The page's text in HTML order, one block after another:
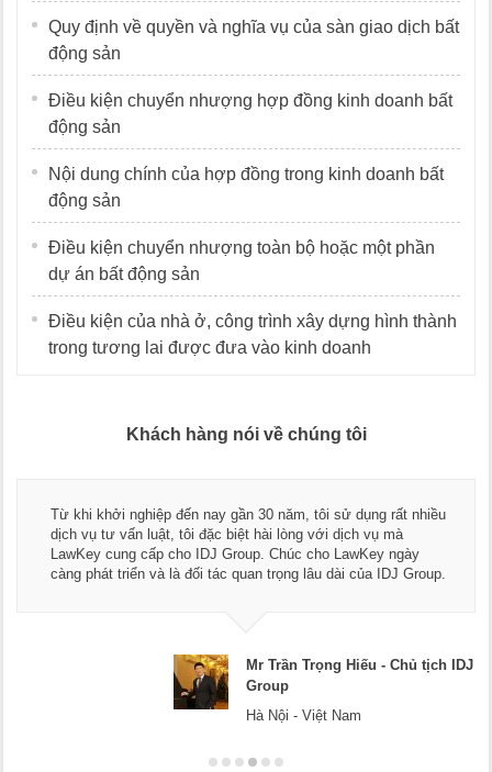
Quy định về quyền và nghĩa vụ của sàn giao dịch bất
động sản
Điều kiện chuyển nhượng hợp đồng kinh doanh bất
động sản
Nội dung chính của hợp đồng trong kinh doanh bất
động sản
Điều kiện chuyển nhượng toàn bộ hoặc một phần
dự án bất động sản
Điều kiện của nhà ở, công trình xây dựng hình thành
trong tương lai được đưa vào kinh doanh
Khách hàng nói về chúng tôi
Thay mặt Công ty Dương Cafe, tôi xin chân thành cảm ơn đội
ngũ luật sư, kế toán của LawKey. Thực sự yên tâm khi sử
dụng dịch vụ tư vấn pháp luật và kế toán thuế bên các bạn.
Chúc các bạn phát triển hơn, phục vụ tốt hơn cho cộng đồng
Mr Dương - CEO Dương Cafe
Hà Nội